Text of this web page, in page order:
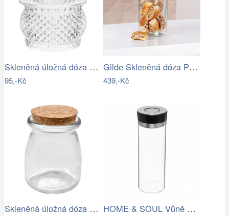
Skleněná úložná dóza na curovinky - Ø 8…
95,-Kč
Gilde Skleněná dóza Presa, 21 cm
439,-Kč
Skleněná úložná dóza s korkovým víčkem… HOME & SOUL Vůně do bytu ve spreji…